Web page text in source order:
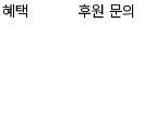
혜택
후원 문의